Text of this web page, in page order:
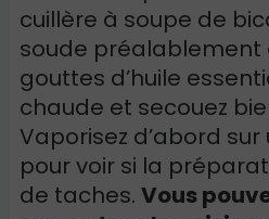
cuillère à soupe de
soude préalablement
gouttes d’huile
chaude et secouez
Vaporisez d’abord sur
pour voir si la
de taches. Vous